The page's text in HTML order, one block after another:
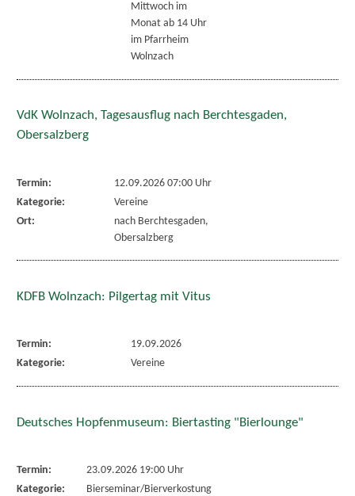
Mittwoch im
Monat ab 14 Uhr
im Pfarrheim
Wolnzach
VdK Wolnzach, Tagesausflug nach Berchtesgaden,
Obersalzberg
Termin:
12.09.2026 07:00 Uhr
Kategorie:
Vereine
Ort:
nach Berchtesgaden,
Obersalzberg
KDFB Wolnzach: Pilgertag mit Vitus
Termin:
19.09.2026
Kategorie:
Vereine
Deutsches Hopfenmuseum: Biertasting "Bierlounge"
Termin:
23.09.2026 19:00 Uhr
Kategorie:
Bierseminar/Bierverkostung